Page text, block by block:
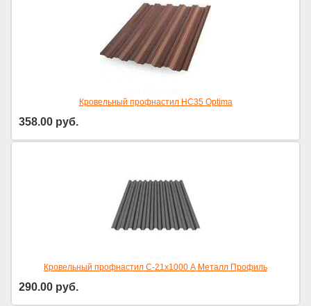
Кровельный профнастил НС35 Optima
358.00 руб.
Кровельный профнастил С-21х1000 А Металл Профиль
290.00 руб.